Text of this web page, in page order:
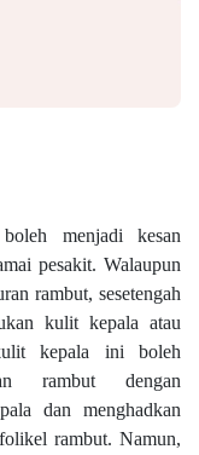
menjadi kesan
pesakit. Walaupun
rambut, sesetengah
kulit kepala atau
kepala ini boleh
rambut dengan
dan menghadkan
rambut. Namun,